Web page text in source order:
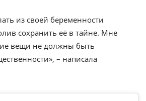
из своей беременности
сохранить её в тайне. Мне
вещи не должны быть
– написала